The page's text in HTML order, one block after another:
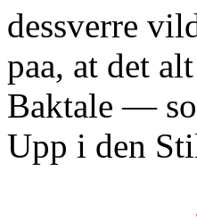
dessverre
paa, at det
Baktale —
Upp i den